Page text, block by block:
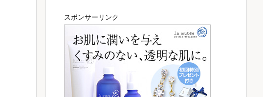
スポンサーリンク